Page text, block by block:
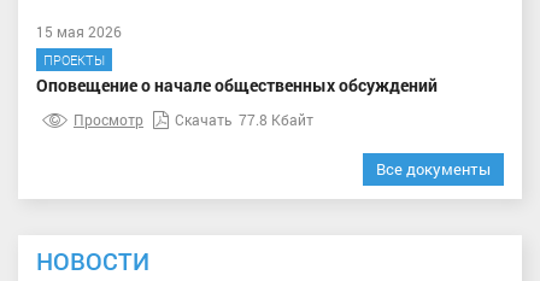
15 мая 2026
ПРОЕКТЫ
Оповещение о начале общественных обсуждений
Просмотр Скачать 77.8 Кбайт
Все документы
НОВОСТИ